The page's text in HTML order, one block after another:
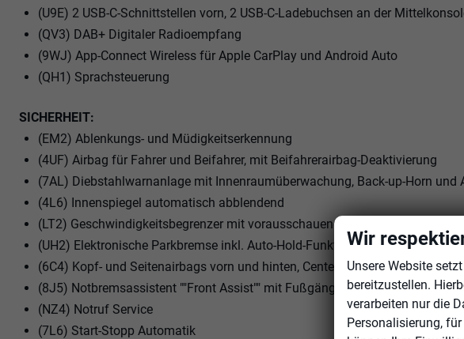
(U9E) 2 USB-C-Schnittstellen vorn, 2 USB-C-Ladebuchsen an der
(QV3) DAB+ Digitaler Radioempfang
(9WJ) App-Connect Wireless für Apple CarPlay und Android Auto
(QH1) Sprachsteuerung
SICHERHEIT:
(EM2) Ablenkungs- und Müdigkeitserkennung
(4UF) Airbag für Fahrer und Beifahrer, mit Beifahrerairbag-Deaktivierung
(7AL) Diebstahlwarnanlage mit Innenraumüberwachung, Back-up-Horn und
(4L6) Innenspiegel automatisch abblendend
(LT2) Geschwindigkeitsbegrenzer mit vorausschauender Regelung
(UH2) Elektronische Parkbremse inkl. Auto-Hold-Funktion
(6C4) Kopf- und Seitenairbags vorn und hinten, Center-Airbag
(8J5) Notbremsassistent ""Front Assist"" mit Fußgänger- und
(NZ4) Notruf Service
(7L6) Start-Stopp Automatik
Wir
Unsere Website
bereitzustellen.
verarbeiten nur die
Personalisierung,